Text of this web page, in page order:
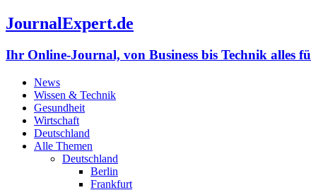
JournalExpert.de
Ihr Online-Journal, von Business bis Technik alles
News
Wissen & Technik
Gesundheit
Wirtschaft
Deutschland
Alle Themen
Deutschland
Berlin
Frankfurt